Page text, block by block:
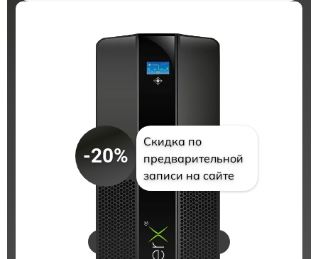
-20%
Скидка по
предварительной
записи на сайте
Цены на ремонт